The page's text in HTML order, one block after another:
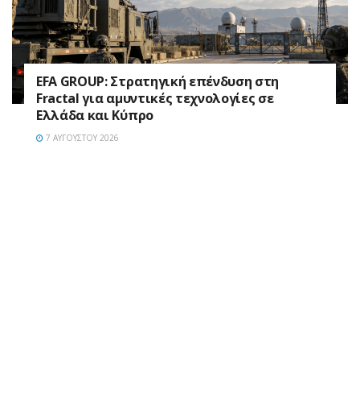
EFA GROUP: Στρατηγική επένδυση στη
Fractal για αμυντικές τεχνολογίες σε
Ελλάδα και Κύπρο
7 ΑΥΓΟΎΣΤΟΥ 2026